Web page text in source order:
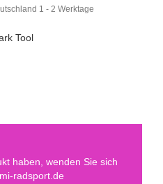
1 - 2 Werktage
haben, wenden Sie sich
radsport.de